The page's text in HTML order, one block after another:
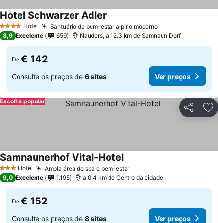
4 EstrelasHotel Santuário de bem-estar alpino modernoVer preços
Hotel Schwarzer Adler
8,9 Excelente 659 Nauders, a 12.3 km de Samnaun Dorf
De € 142
Consulte os preços de 6 sites Ver preços
Partilhar
Escolha popular
3 EstrelasHotel Ampla área de spa e bem-estarVer preços
Samnaunerhof Vital-HotelVer preços
9,0 Excelente 1.195 a 0.4 km de Centro da cidade
De € 152
Consulte os preços de 8 sites Ver preços